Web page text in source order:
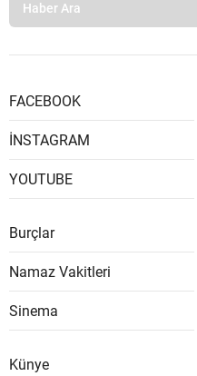
FACEBOOK
İNSTAGRAM
YOUTUBE
Burçlar
Namaz Vakitleri
Sinema
Künye